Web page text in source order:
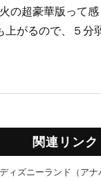
の超豪華版って
上がるので、５
関連リンク
ディズニーランド（アナ